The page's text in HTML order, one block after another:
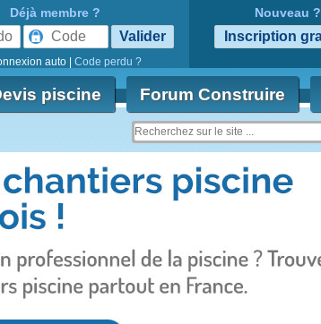
Déjà membre ?
auto Code perdu ?
Nouveau ?
piscine Forum Construire